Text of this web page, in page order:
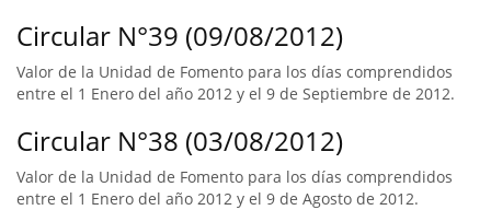
Circular N°39 (09/08/2012)
Valor de la Unidad de Fomento para los días comprendidos
entre el 1 Enero del año 2012 y el 9 de Septiembre de 2012.
Circular N°38 (03/08/2012)
Valor de la Unidad de Fomento para los días comprendidos
entre el 1 Enero del año 2012 y el 9 de Agosto de 2012.